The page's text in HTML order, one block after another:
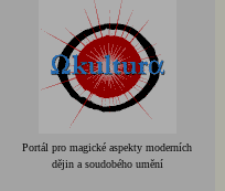
Portál pro magické aspekty moderních
dějin a soudobého umění